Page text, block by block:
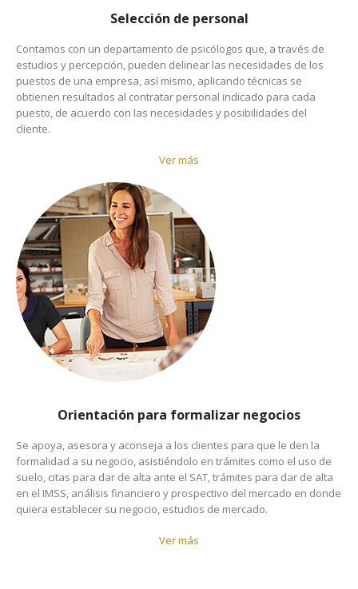
Selección de personal
Contamos con un departamento de psicólogos que, a través de
estudios y percepción, pueden delinear las necesidades de los
puestos de una empresa, así mismo, aplicando técnicas se
obtienen resultados al contratar personal indicado para cada
puesto, de acuerdo con las necesidades y posibilidades del
cliente.
Ver más
Orientación para formalizar negocios
Se apoya, asesora y aconseja a los clientes para que le den la
formalidad a su negocio, asistiéndolo en trámites como el uso de
suelo, citas para dar de alta ante el SAT, trámites para dar de alta
en el IMSS, análisis financiero y prospectivo del mercado en donde
quiera establecer su negocio, estudios de mercado.
Ver más